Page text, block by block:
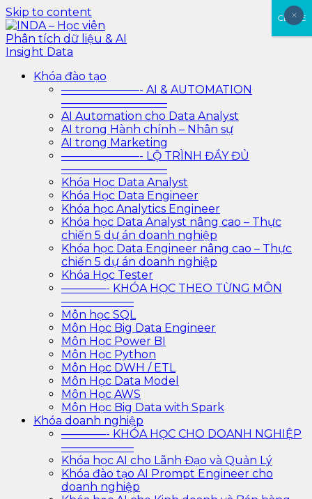
Skip to content
INDA – Học viên Phân tích dữ liệu & AI Insight Data
INDA – Học viện Đào tạo phân tích dữ liệu & AI chuyên
sâu cho ngành ngân hàng – bảo hiểm – chứng khoán
và doanh nghiệp với các project thực tế, cá nhân hóa
lộ trình với AI
Khóa đào tạo
———————- AI & AUTOMATION
—————————–
AI Automation cho Data Analyst
AI trong Hành chính – Nhân sự
AI trong Marketing
———————- LỘ TRÌNH ĐẦY ĐỦ
—————————–
Khóa Học Data Analyst
Khóa Học Data Engineer
Khóa học Analytics Engineer
Khóa học Data Analyst nâng cao – Thực
chiến 5 dự án doanh nghiệp
Khóa học Data Engineer nâng cao – Thực
chiến 5 dự án doanh nghiệp
Khóa Học Tester
————- KHÓA HỌC THEO TỪNG MÔN
——————–
Môn học SQL
Môn Học Big Data Engineer
Môn Học Power BI
Môn Học Python
Môn Học DWH / ETL
Môn Học Data Model
Môn Học AWS
Môn Học Big Data with Spark
Khóa doanh nghiệp
————- KHÓA HỌC CHO DOANH NGHIỆP
——————–
Khóa học AI cho Lãnh Đạo và Quản Lý
Khóa đào tạo AI Prompt Engineer cho
doanh nghiệp
×
CLOSE
×